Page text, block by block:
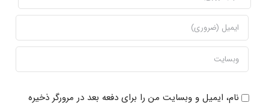
نام، ایمیل و وبسایت من را برای دفعه بعد در مرورگر ذخیره